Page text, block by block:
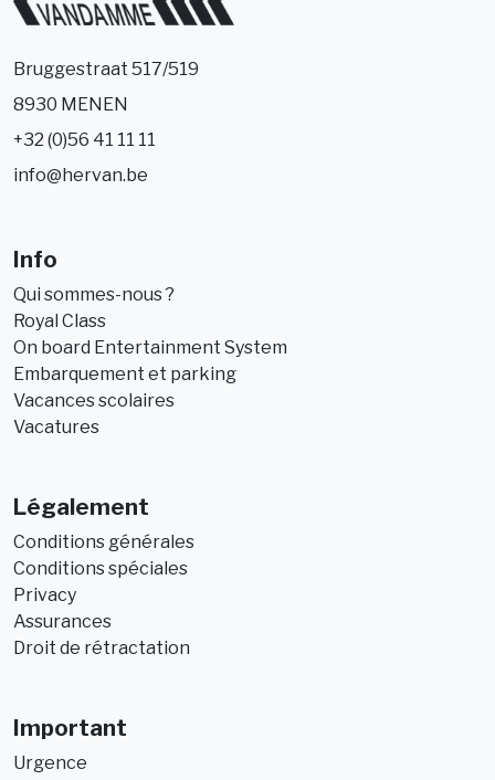
Bruggestraat 517/519
8930 MENEN
+32 (0)56 41 11 11
info@hervan.be
Info
Qui sommes-nous ?
Royal Class
On board Entertainment System
Embarquement et parking
Vacances scolaires
Vacatures
Légalement
Conditions générales
Conditions spéciales
Privacy
Assurances
Droit de rétractation
Important
Urgence